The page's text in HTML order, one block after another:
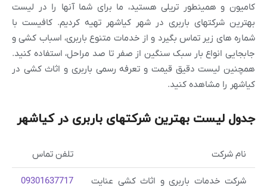
کامیون و همینطور تریلی هستید، ما برای شما آنها را در لیست
بهترین شرکتهای باربری در شهر کیاشهر تهیه کردیم. کافیست با
شماره های زیر تماس بگیرد و از خدمات متنوع باربری، اسباب کشی و
جابجایی انواع بار سبک سنگین از صفر تا صد مراحل، استفاده کنید.
همچنین لیست دقیق قیمت و تعرفه رسمی باربری و اثاث کشی در
کیاشهر را مشاهده کنید.
جدول لیست بهترین شرکتهای باربری در کیاشهر
نام شرکت تلفن تماس
شرکت خدمات باربری و اثاث کشی عنایت
09301637717